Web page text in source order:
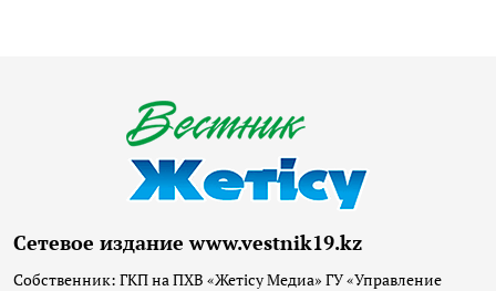
Сетевое издание www.vestnik19.kz
Собственник: ГКП на ПХВ «Жетісу Медиа» ГУ «Управление